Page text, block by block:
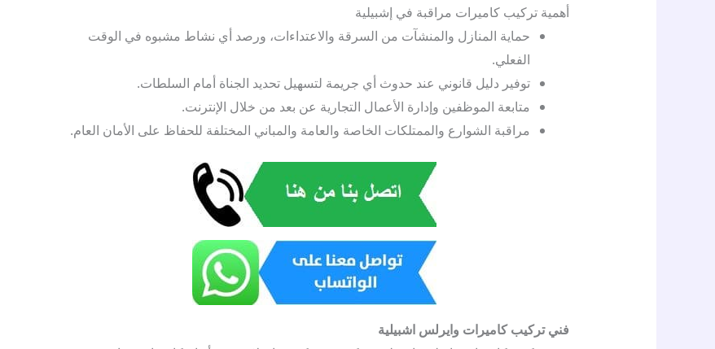
أهمية تركيب كاميرات مراقبة في إشبيلية
حماية المنازل والمنشآت من السرقة والاعتداءات، ورصد أي نشاط مشبوه في الوقت
الفعلي.
توفير دليل قانوني عند حدوث أي جريمة لتسهيل تحديد الجناة أمام السلطات.
متابعة الموظفين وإدارة الأعمال التجارية عن بعد من خلال الإنترنت.
مراقبة الشوارع والممتلكات الخاصة والعامة والمباني المختلفة للحفاظ على الأمان العام.
فني تركيب كاميرات وايرلس اشبيلية